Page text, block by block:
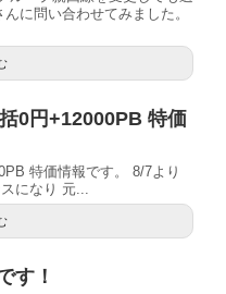
に問い合わせてみました。
0円+12000PB 特価
特価情報です。 8/7より
になり 元...
す！